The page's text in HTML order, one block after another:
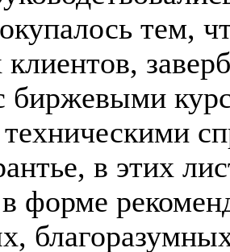
тем,
клиентов,
биржевыми
в этих
форме